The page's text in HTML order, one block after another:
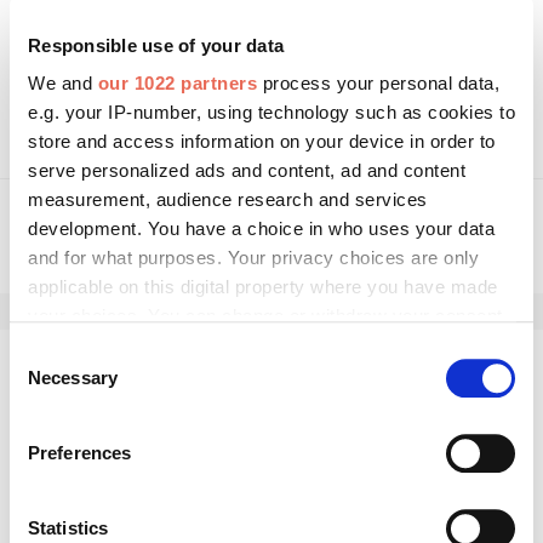
Responsible use of your data
We and our 1022 partners process your personal data,
e.g. your IP-number, using technology such as cookies to
store and access information on your device in order to
serve personalized ads and content, ad and content
measurement, audience research and services
development. You have a choice in who uses your data
and for what purposes. Your privacy choices are only
applicable on this digital property where you have made
the Privacy trigger icon.
Collect information about your geographical location
Identify your device by actively scanning it for
Selection
Necessary
Preferences
Statistics
Weitere Informationen:
duotherm-rolladen.de
Kommentar schreiben